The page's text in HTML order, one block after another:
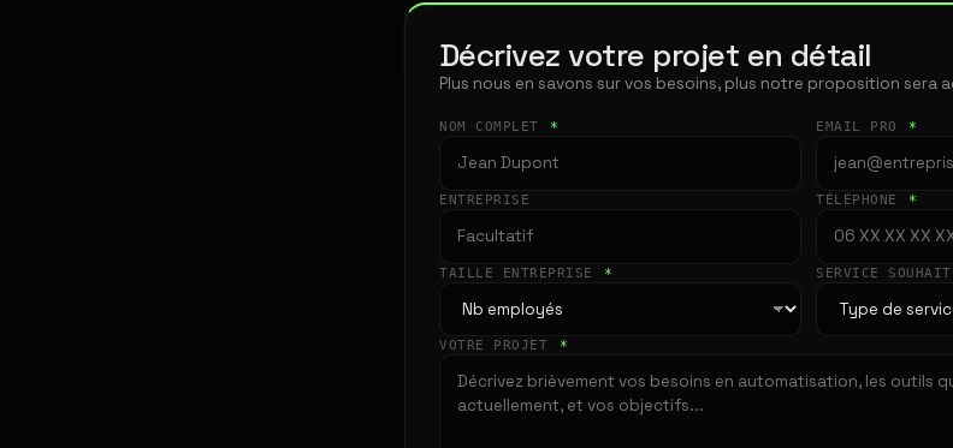
Décrivez votre projet en détail
Plus nous en savons sur vos besoins, plus notre proposition sera
NOM COMPLET * EMAIL PRO *
ENTREPRISE TÉLÉPHONE *
TAILLE ENTREPRISE * SERVICE
VOTRE PROJET *